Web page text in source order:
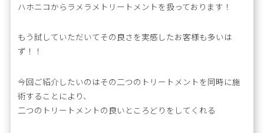
ハホニコからラメラメトリートメントを扱っております！
もう試していただいてその良さを実感したお客様も多いは
ず！！
今回ご紹介したいのはその二つのトリートメントを同時に施
術することにより、
二つのトリートメントの良いところどりをしてくれる